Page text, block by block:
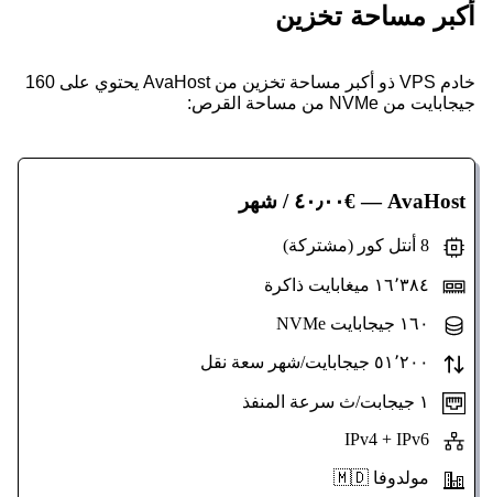
أكبر مساحة تخزين
خادم VPS ذو أكبر مساحة تخزين من AvaHost يحتوي على 160
جيجابايت من NVMe من مساحة القرص:
AvaHost— €٤٠٫٠٠ / شهر
١٦٬٣٨٤ ميغابايت ذاكرة
مولدوفا 🇲🇩